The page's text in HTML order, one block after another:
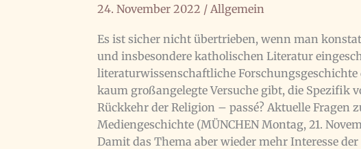
24. November 2022 / Allgemein
Es ist sicher nicht übertrieben, wenn man
und insbesondere katholischen Literatur
literaturwissenschaftliche Forschungsgeschichte
kaum großangelegte Versuche gibt, die Spezifik
Rückkehr der Religion – passé? Aktuelle Fragen
Mediengeschichte (MÜNCHEN Montag, 21.
Damit das Thema aber wieder mehr Interesse